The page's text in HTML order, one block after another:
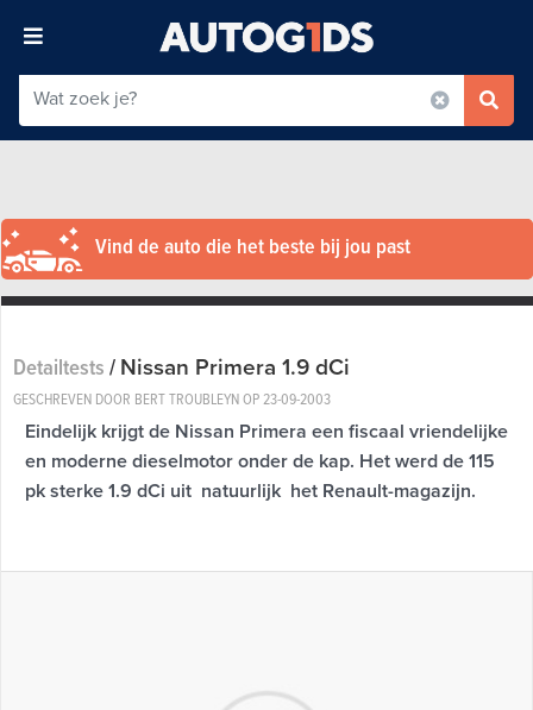
Vind de auto die het beste bij jou past
Detailtests/Nissan Primera 1.9 dCi
GESCHREVEN DOOR BERT TROUBLEYN OP 23-09-2003
Eindelijk krijgt de Nissan Primera een fiscaal vriendelijke
en moderne dieselmotor onder de kap. Het werd de 115
pk sterke 1.9 dCi uit  natuurlijk  het Renault-magazijn.